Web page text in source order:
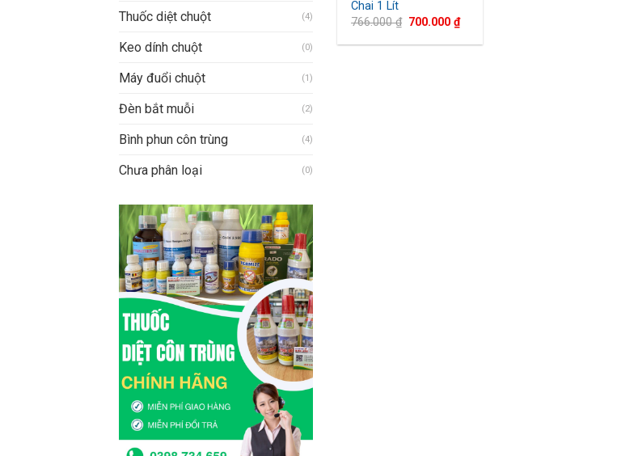
Thuốc diệt chuột (4)
Keo dính chuột (0)
Máy đuổi chuột (1)
Đèn bắt muỗi (2)
Bình phun côn trùng (4)
Chưa phân loại (0)
Chai 1 Lít
766.000₫ 700.000₫